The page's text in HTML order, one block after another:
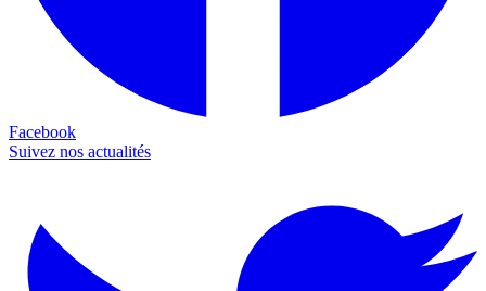
Facebook
Suivez nos actualités